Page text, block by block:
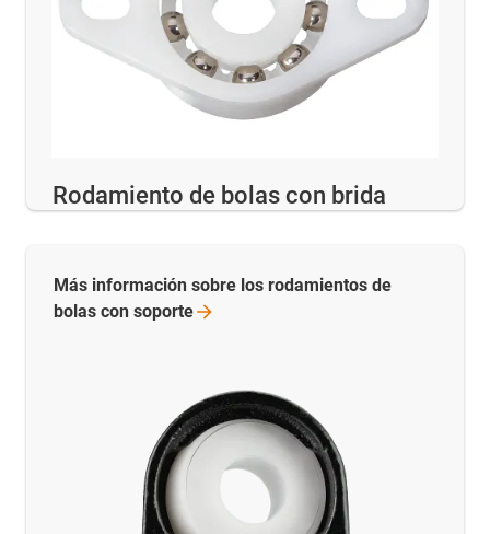
Rodamiento de bolas con brida
Más información sobre los rodamientos de
bolas con soporte